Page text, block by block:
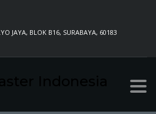
JAYA, BLOK B16, SURABAYA, 60183